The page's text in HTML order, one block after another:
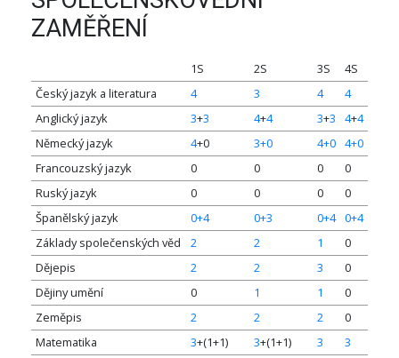
ZAMĚŘENÍ
1S 2S 3S
4S
Český jazyk a literatura
4 3 4
4
Anglický jazyk
3+3 4+4 3+3 4+4
Německý jazyk
4+0 3+0 4+0 4+0
Francouzský jazyk
0 0 0
0
Ruský jazyk
0 0 0
0
Španělský jazyk
0+4 0+3 0+4 0+4
Základy společenských věd
2 2 1
0
Dějepis
2 2 3
0
Dějiny umění
0 1 1
0
Zeměpis
2 2 2
0
Matematika
3+(1+1) 3+(1+1) 3
3